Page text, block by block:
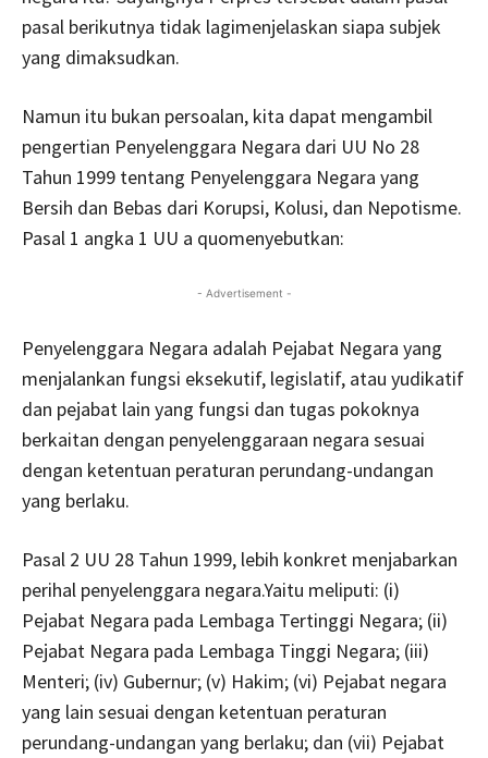
pasal berikutnya tidak lagimenjelaskan siapa subjek
yang dimaksudkan.
Namun itu bukan persoalan, kita dapat mengambil
pengertian Penyelenggara Negara dari UU No 28
Tahun 1999 tentang Penyelenggara Negara yang
Bersih dan Bebas dari Korupsi, Kolusi, dan Nepotisme.
Pasal 1 angka 1 UU a quomenyebutkan:
- Advertisement -
Penyelenggara Negara adalah Pejabat Negara yang
menjalankan fungsi eksekutif, legislatif, atau yudikatif
dan pejabat lain yang fungsi dan tugas pokoknya
berkaitan dengan penyelenggaraan negara sesuai
dengan ketentuan peraturan perundang-undangan
yang berlaku.
Pasal 2 UU 28 Tahun 1999, lebih konkret menjabarkan
perihal penyelenggara negara.Yaitu meliputi: (i)
Pejabat Negara pada Lembaga Tertinggi Negara; (ii)
Pejabat Negara pada Lembaga Tinggi Negara; (iii)
Menteri; (iv) Gubernur; (v) Hakim; (vi) Pejabat negara
yang lain sesuai dengan ketentuan peraturan
perundang-undangan yang berlaku; dan (vii) Pejabat